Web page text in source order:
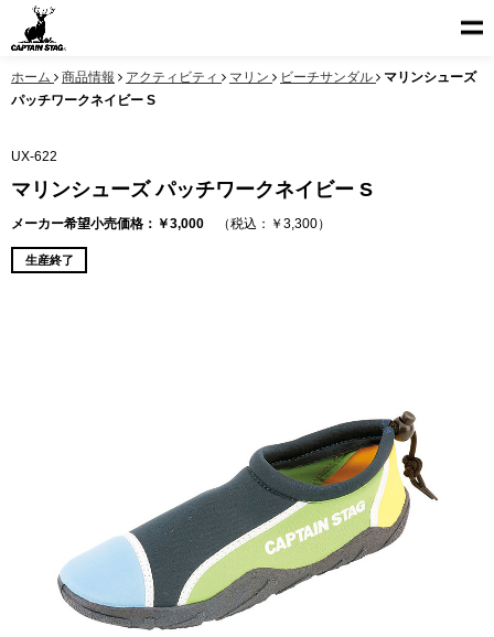
ホーム 商品情報 アクティビティ マリン ビーチサンダル
マリンシューズ
パッチワークネイビー S
UX-622
マリンシューズ パッチワークネイビー S
メーカー希望小売価格：￥3,000 （税込：￥3,300）
生産終了